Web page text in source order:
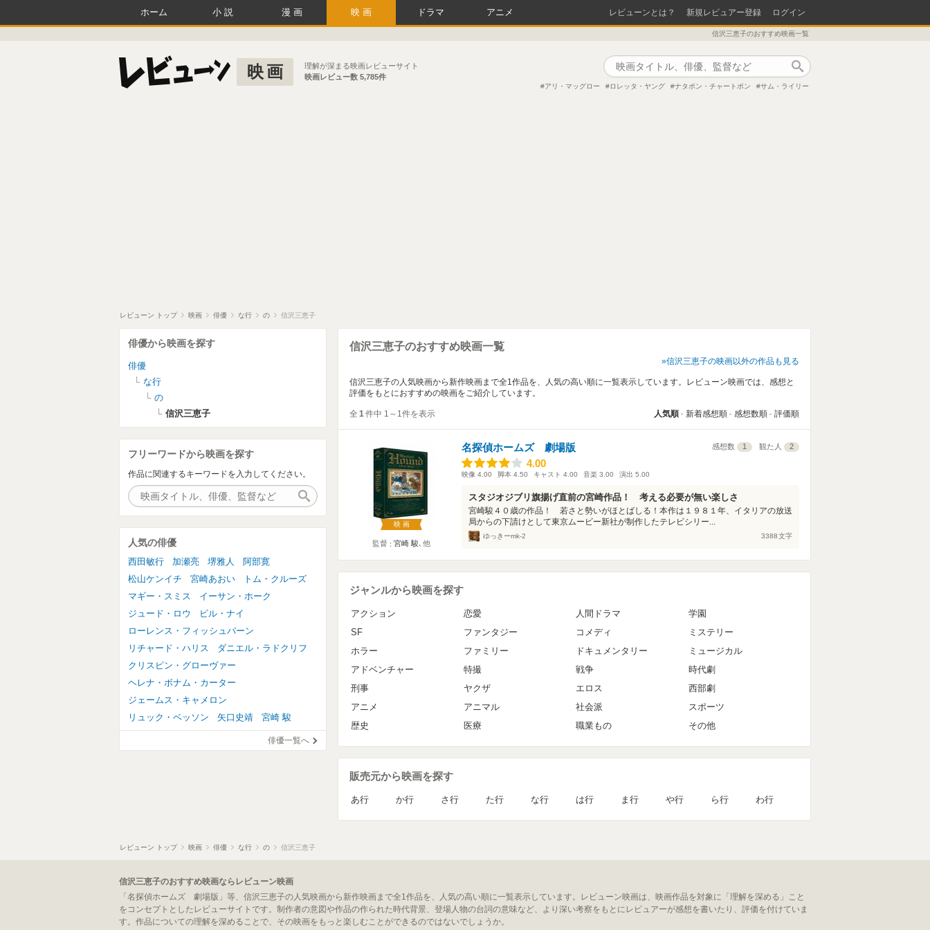
ホーム 小説 漫画 映画 ドラマ アニメ レビューンとは？ 新規レビュアー登録 ログイン
信沢三恵子のおすすめ映画一覧
映画
理解が深まる映画レビューサイト
映画レビュー数 5,785件
アリ・マッグロー ロレッタ・ヤング ナタポン・チャートポン サム・ライリー
レビューン トップ 映画 俳優 な行 の 信沢三恵子
信沢三恵子のおすすめ映画一覧
信沢三恵子の映画以外の作品も見る
信沢三恵子の人気映画から新作映画まで全1作品を、人気の高い順に一覧表示しています。レビューン映画では、感想と
評価をもとにおすすめの映画をご紹介しています。
全 1件中 1～1件を表示 人気順 新着感想順 感想数順 評価順
映画
監督 宮崎 駿､他
名探偵ホームズ 劇場版 感想数 1 観た人 2
4.00
4.00
映像 4.00 脚本 4.50 キャスト 4.00 音楽 3.00 演出 5.00
スタジオジブリ旗揚げ直前の宮崎作品！ 考える必要が無い楽しさ
宮崎駿４０歳の作品！ 若さと勢いがほとばしる！本作は１９８１年、イタリアの放送
局からの下請けとして東京ムービー新社が制作したテレビシリー...
ゆっきーmk-2 3388文字
ジャンルから映画を探す
アクション 恋愛 人間ドラマ
学園
SF
ファンタジー コメディ
ミステリー
ホラー
ファミリー ドキュメンタリー
ミュージカル
アドベンチャー
特撮 戦争
時代劇
刑事
ヤクザ エロス
西部劇
アニメ
アニマル 社会派
スポーツ
歴史
医療 職業もの その他
販売元から映画を探す
あ行 か行 さ行 た行 な行 は行 ま行 や行 ら行 わ行
俳優から映画を探す
俳優
な行
の
信沢三恵子
フリーワードから映画を探す
作品に関連するキーワードを入力してください。
人気の俳優
西田敏行 加瀬亮 堺雅人
阿部寛
松山ケンイチ
宮崎あおい
トム・クルーズ
マギー・スミス
イーサン・ホーク
ジュード・ロウ
ビル・ナイ
ローレンス・フィッシュバーン
リチャード・ハリス
ダニエル・ラドクリフ
クリスピン・グローヴァー
ヘレナ・ボナム・カーター
ジェームス・キャメロン
リュック・ベッソン
矢口史靖 宮崎 駿
俳優一覧へ
レビューン トップ 映画 俳優 な行 の 信沢三恵子
信沢三恵子のおすすめ映画ならレビューン映画
「名探偵ホームズ 劇場版」等、信沢三恵子の人気映画から新作映画まで全1作品を、人気の高い順に一覧表示しています。レビューン映画は、映画作品を対象に「理解を深める」こと
をコンセプトとしたレビューサイトです。制作者の意図や作品の作られた時代背景、登場人物の台詞の意味など、より深い考察をもとにレビュアーが感想を書いたり、評価を付けていま
す。作品についての理解を深めることで、その映画をもっと楽しむことができるのではないでしょうか。